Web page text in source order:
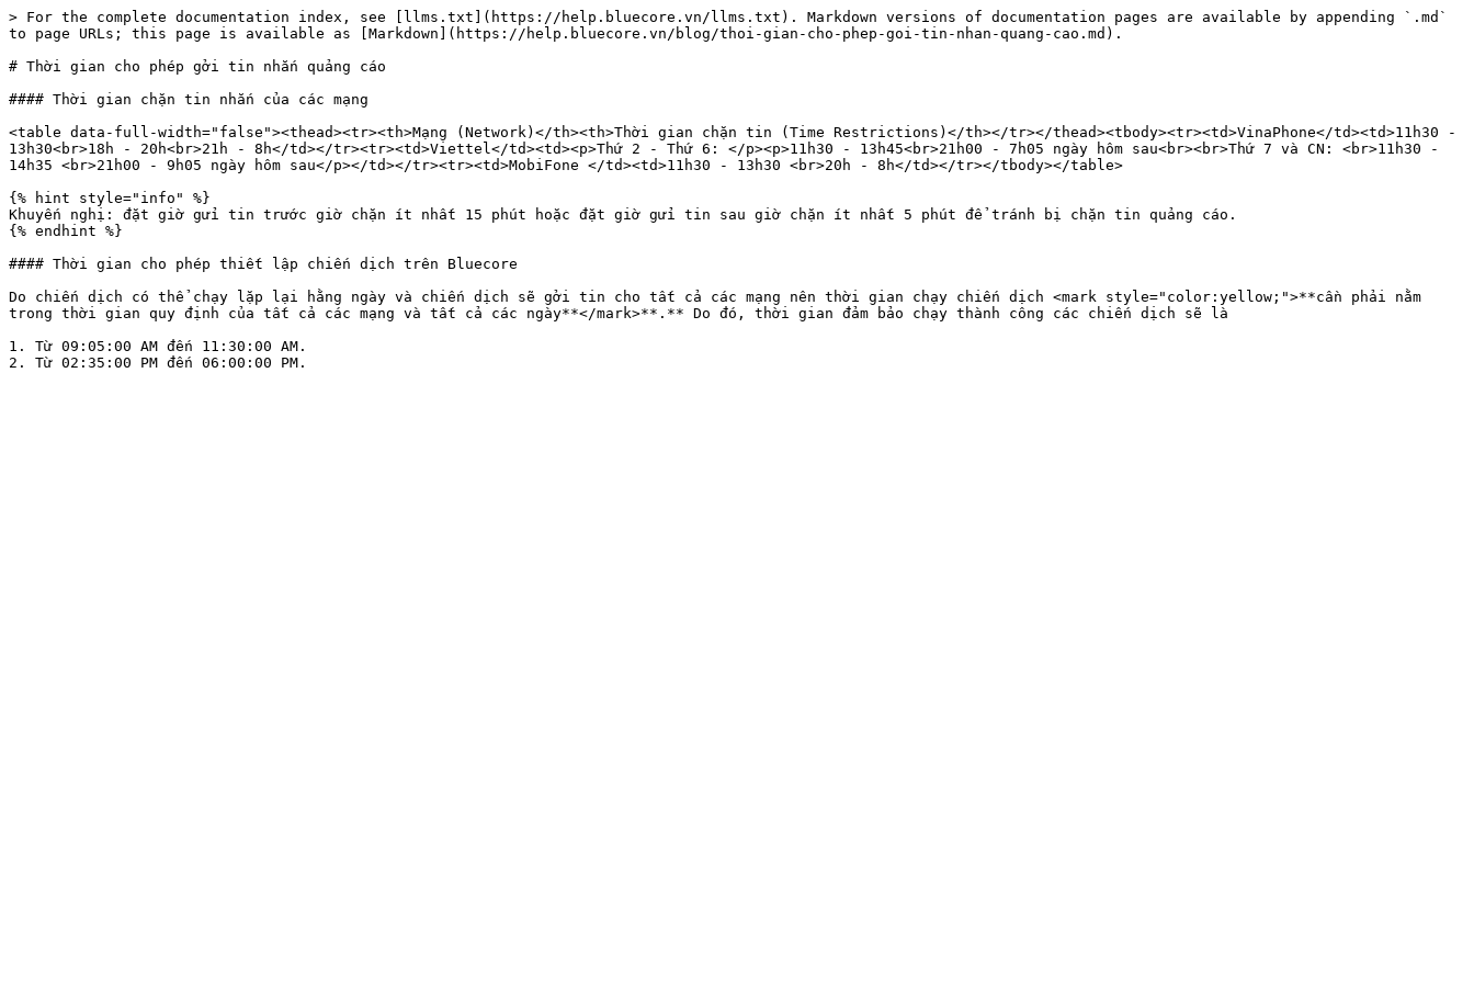
> For the complete documentation index, see [llms.txt](https://help.bluecore.vn/llms.txt). Markdown versions of documentation pages are available by appending `.md`
to page URLs; this page is available as [Markdown](https://help.bluecore.vn/blog/thoi-gian-cho-phep-goi-tin-nhan-quang-cao.md).
# Thời gian cho phép gởi tin nhắn quảng cáo
#### Thời gian chặn tin nhắn của các mạng
<table data-full-width="false"><thead><tr><th>Mạng (Network)</th><th>Thời gian chặn tin (Time Restrictions)</th></tr></thead><tbody><tr><td>VinaPhone</td><td>11h30 -
13h30<br>18h - 20h<br>21h - 8h</td></tr><tr><td>Viettel</td><td><p>Thứ 2 - Thứ 6: </p><p>11h30 - 13h45<br>21h00 - 7h05 ngày hôm sau<br><br>Thứ 7 và CN: <br>11h30 -
14h35 <br>21h00 - 9h05 ngày hôm sau</p></td></tr><tr><td>MobiFone </td><td>11h30 - 13h30 <br>20h - 8h</td></tr></tbody></table>
{% hint style="info" %}
Khuyến nghị: đặt giờ gửi tin trước giờ chặn ít nhất 15 phút hoặc đặt giờ gửi tin sau giờ chặn ít nhất 5 phút để tránh bị chặn tin quảng cáo.
{% endhint %}
#### Thời gian cho phép thiết lập chiến dịch trên Bluecore
Do chiến dịch có thể chạy lặp lại hằng ngày và chiến dịch sẽ gởi tin cho tất cả các mạng nên thời gian chạy chiến dịch <mark style="color:yellow;">**cần phải nằm
trong thời gian quy định của tất cả các mạng và tất cả các ngày**</mark>**.** Do đó, thời gian đảm bảo chạy thành công các chiến dịch sẽ là
1. Từ 09:05:00 AM đến 11:30:00 AM.